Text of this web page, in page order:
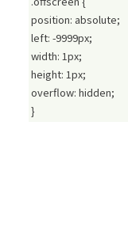
position: absolute;
left: -9999px;
width: 1px;
height: 1px;
overflow: hidden;
}